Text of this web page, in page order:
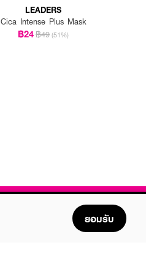
LEADERS
Cica Intense Plus Mask
฿24฿49 (51%)
ยอมรับ